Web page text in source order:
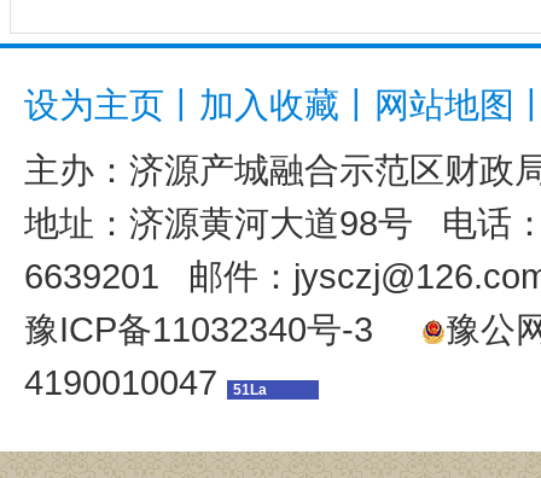
设为主页 加入收藏 网站地图
主办： 济源产城融合示范区财政
地址：济源黄河大道98号 电话
6639201 邮件：
豫ICP备11032340号-3
豫公
4190010047
51La